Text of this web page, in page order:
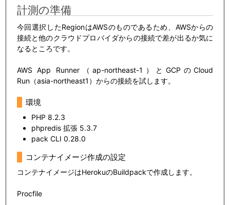
計測の準備
今回選択したRegionはAWSのものであるため、AWSからの
接続と他のクラウドプロバイダからの接続で差が出るか気に
なるところです。
AWS App Runner（ap-northeast-1）とGCPのCloud
Run（asia-northeast1）からの接続を試します。
環境
PHP 8.2.3
phpredis 拡張 5.3.7
pack CLI 0.28.0
コンテナイメージ作成の設定
コンテナイメージはHerokuのBuildpackで作成します。
Procfile